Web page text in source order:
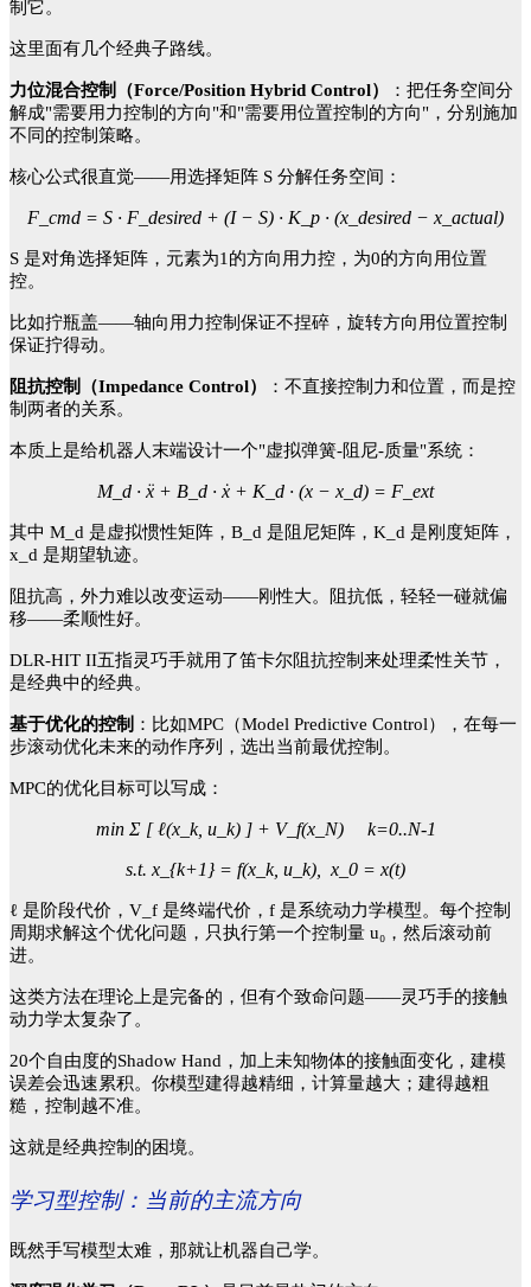
制它。
这里面有几个经典子路线。
力位混合控制（Force/Position Hybrid Control）
：把任务空间分
解成"需要用力控制的方向"和"需要用位置控制的方向"，分别施加
不同的控制策略。
核心公式很直觉——用选择矩阵 S 分解任务空间：
F_cmd = S · F_desired + (I − S) · K_p · (x_desired − x_actual)
S 是对角选择矩阵，元素为1的方向用力控，为0的方向用位置
控。
比如拧瓶盖——轴向用力控制保证不捏碎，旋转方向用位置控制
保证拧得动。
阻抗控制（Impedance Control）
：不直接控制力和位置，而是控
制两者的关系。
本质上是给机器人末端设计一个"虚拟弹簧-阻尼-质量"系统：
M_d · ẍ + B_d · ẋ + K_d · (x − x_d) = F_ext
其中 M_d 是虚拟惯性矩阵，B_d 是阻尼矩阵，K_d 是刚度矩阵，
x_d 是期望轨迹。
阻抗高，外力难以改变运动——刚性大。阻抗低，轻轻一碰就偏
移——柔顺性好。
DLR-HIT II五指灵巧手就用了笛卡尔阻抗控制来处理柔性关节，
是经典中的经典。
基于优化的控制 ：比如MPC（Model Predictive Control），在每一
步滚动优化未来的动作序列，选出当前最优控制。
MPC的优化目标可以写成：
min Σ [ ℓ(x_k, u_k) ] + V_f(x_N) k=0..N-1
s.t. x_{k+1} = f(x_k, u_k), x_0 = x(t)
ℓ 是阶段代价，V_f 是终端代价，f 是系统动力学模型。每个控制
周期求解这个优化问题，只执行第一个控制量 u₀，然后滚动前
进。
这类方法在理论上是完备的，但有个致命问题——灵巧手的接触
动力学太复杂了。
20个自由度的Shadow Hand，加上未知物体的接触面变化，建模
误差会迅速累积。你模型建得越精细，计算量越大；建得越粗
糙，控制越不准。
这就是经典控制的困境。
学习型控制：当前的主流方向
既然手写模型太难，那就让机器自己学。